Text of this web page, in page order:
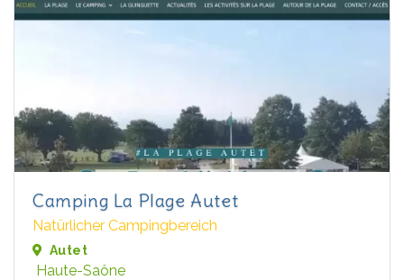
Camping La Plage Autet
Natürlicher Campingbereich
Autet
Haute-Saône